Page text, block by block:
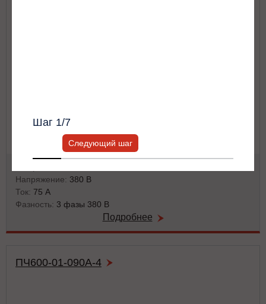
Напряжение: 380 В
Ток: 75 А
Фазность: 3 фазы 380 В
Подробнее
ПЧ600-01-090А-4
Шаг 1/7
Следующий шаг